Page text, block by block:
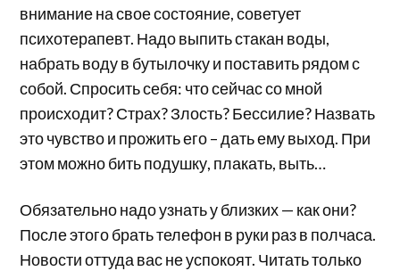
внимание на свое состояние, советует
психотерапевт. Надо выпить стакан воды,
набрать воду в бутылочку и поставить рядом с
собой. Спросить себя: что сейчас со мной
происходит? Страх? Злость? Бессилие? Назвать
это чувство и прожить его – дать ему выход. При
этом можно бить подушку, плакать, выть…
Обязательно надо узнать у близких — как они?
После этого брать телефон в руки раз в полчаса.
Новости оттуда вас не успокоят. Читать только